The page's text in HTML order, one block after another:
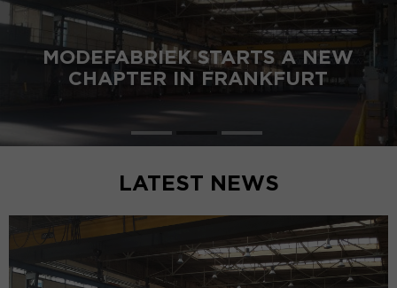
MODEFABRIEK STARTS A NEW
CHAPTER IN FRANKFURT
LATEST NEWS